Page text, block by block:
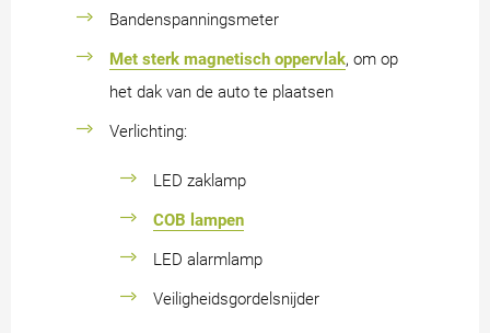
Bandenspanningsmeter
Met sterk magnetisch oppervlak, om op
het dak van de auto te plaatsen
Verlichting:
LED zaklamp
COB lampen
LED alarmlamp
Veiligheidsgordelsnijder